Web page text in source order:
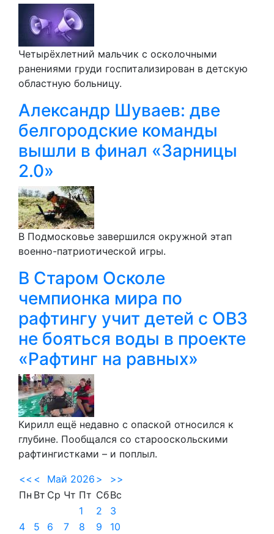
Четырёхлетний мальчик с осколочными
ранениями груди госпитализирован в детскую
областную больницу.
Александр Шуваев: две
белгородские команды
вышли в финал «Зарницы
2.0»
В Подмосковье завершился окружной этап
военно-патриотической игры.
В Старом Осколе
чемпионка мира по
рафтингу учит детей с ОВЗ
не бояться воды в проекте
«Рафтинг на равных»
Кирилл ещё недавно с опаской относился к
глубине. Пообщался со старооскольскими
рафтингистками – и поплыл.
<< < Май 2026 >
>>
Пн Вт Ср Чт Пт СбВс
1
2
3
4
5 6 7 8 9
10